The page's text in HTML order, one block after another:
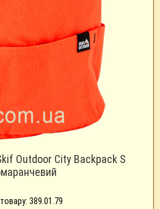
Outdoor City Backpack S
389.01.79